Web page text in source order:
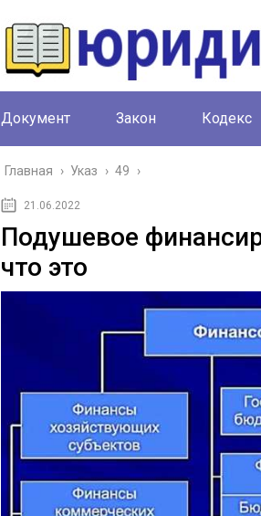
Документ Закон Кодекс
Главная › Указ › 49 ›
21.06.2022
Подушевое
что это